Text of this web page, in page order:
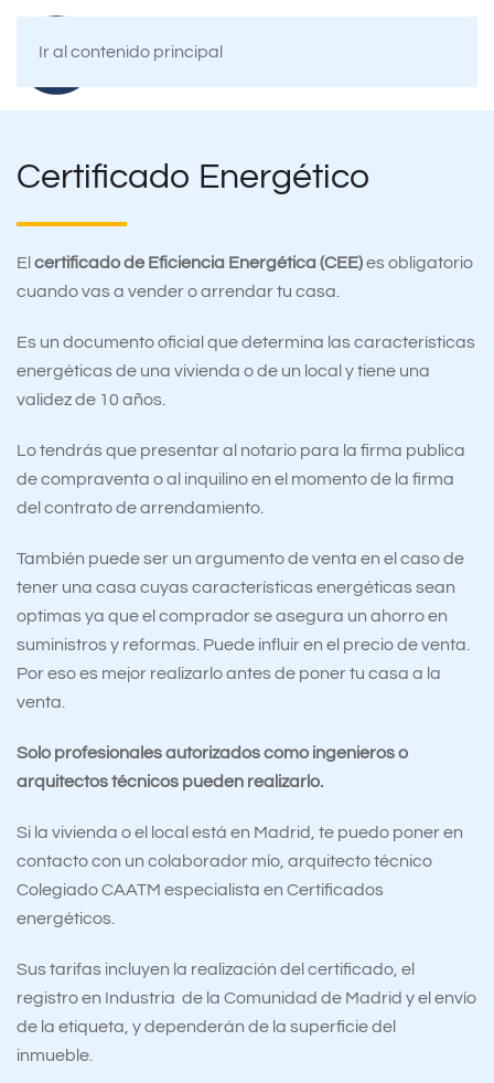
Ir al contenido principal
Certificado Energético
El certificado de Eficiencia Energética (CEE)es obligatorio
cuando vas a vender o arrendar tu casa.
Es un documento oficial que determina las características
energéticas de una vivienda o de un local y tiene una
validez de 10 años.
Lo tendrás que presentar al notario para la firma publica
de compraventa o al inquilino en el momento de la firma
del contrato de arrendamiento.
También puede ser un argumento de venta en el caso de
tener una casa cuyas características energéticas sean
optimas ya que el comprador se asegura un ahorro en
suministros y reformas. Puede influir en el precio de venta.
Por eso es mejor realizarlo antes de poner tu casa a la
venta.
Solo profesionales autorizados como ingenieros o
arquitectos técnicos pueden realizarlo.
Si la vivienda o el local está en Madrid, te puedo poner en
contacto con un colaborador mío, arquitecto técnico
Colegiado CAATM especialista en Certificados
energéticos.
Sus tarifas incluyen la realización del certificado, el
registro en Industria de la Comunidad de Madrid y el envío
de la etiqueta, y dependerán de la superficie del
inmueble.